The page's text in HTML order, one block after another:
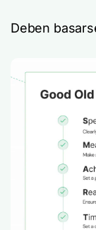
Deben